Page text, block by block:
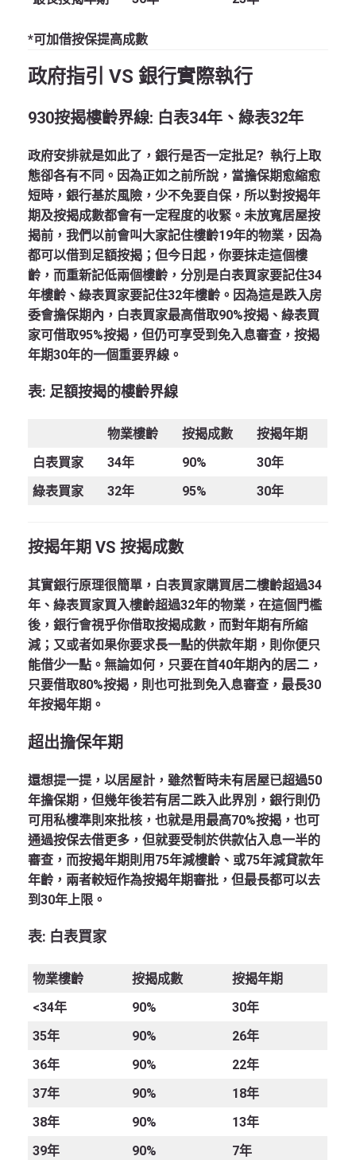
*可加借按保提高成數
政府指引 VS 銀行實際執行
930按揭樓齡界線: 白表34年、綠表32年
政府安排就是如此了，銀行是否一定批足? 執行上取
態卻各有不同。因為正如之前所說，當擔保期愈縮愈
短時，銀行基於風險，少不免要自保，所以對按揭年
期及按揭成數都會有一定程度的收緊。未放寬居屋按
揭前，我們以前會叫大家記住樓齡19年的物業，因為
都可以借到足額按揭；但今日起，你要抹走這個樓
齡，而重新記低兩個樓齡，分別是白表買家要記住34
年樓齡、綠表買家要記住32年樓齡。因為這是跌入房
委會擔保期內，白表買家最高借取90%按揭、綠表買
家可借取95%按揭，但仍可享受到免入息審查，按揭
年期30年的一個重要界線。
表: 足額按揭的樓齡界線
物業樓齡 按揭成數
按揭年期
白表買家
34年 90%
30年
綠表買家
32年 95% 30年
按揭年期 VS 按揭成數
其實銀行原理很簡單，白表買家購買居二樓齡超過34
年、綠表買家買入樓齡超過32年的物業，在這個門檻
後，銀行會視乎你借取按揭成數，而對年期有所縮
減；又或者如果你要求長一點的供款年期，則你便只
能借少一點。無論如何，只要在首40年期內的居二，
只要借取80%按揭，則也可批到免入息審查，最長30
年按揭年期。
超出擔保年期
還想提一提，以居屋計，雖然暫時未有居屋已超過50
年擔保期，但幾年後若有居二跌入此界別，銀行則仍
可用私樓準則來批核，也就是用最高70%按揭，也可
通過按保去借更多，但就要受制於供款佔入息一半的
審查，而按揭年期則用75年減樓齡、或75年減貸款年
年齡，兩者較短作為按揭年期審批，但最長都可以去
到30年上限。
表: 白表買家
物業樓齡 按揭成數
按揭年期
<34年 90%
30年
35年 90%
26年
36年 90%
22年
37年 90%
18年
38年 90%
13年
39年 90%
7年